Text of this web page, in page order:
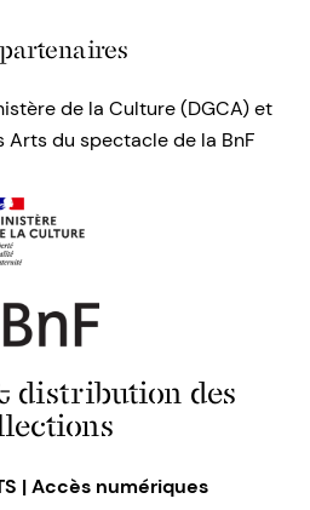
de la Culture (DGCA) et
du spectacle de la BnF
distribution des
| Accès numériques